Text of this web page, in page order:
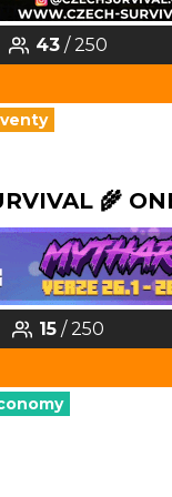
43/ 250
🌾
15/ 250